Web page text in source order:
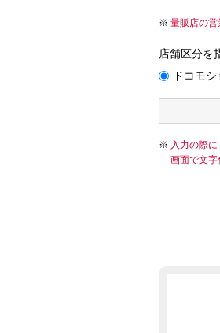
量販店の営
店舗区分を
ドコモ
入力の際
画面で文字